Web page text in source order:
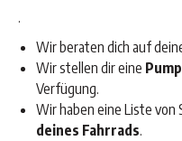
.
Wir beraten dich auf
Wir stellen dir eine
Verfügung.
Wir haben eine Liste von
deines Fahrrads.